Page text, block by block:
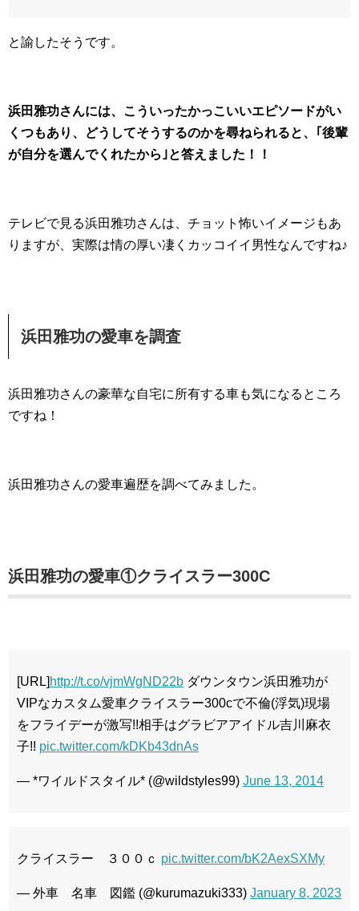
と諭したそうです。
浜田雅功さんには、こういったかっこいいエピソードがい
くつもあり、どうしてそうするのかを尋ねられると、｢後輩
が自分を選んでくれたから｣と答えました！！
テレビで見る浜田雅功さんは、チョット怖いイメージもあ
りますが、実際は情の厚い凄くカッコイイ男性なんですね♪
浜田雅功の愛車を調査
浜田雅功さんの豪華な自宅に所有する車も気になるところ
ですね！
浜田雅功さんの愛車遍歴を調べてみました。
浜田雅功の愛車①クライスラー300C
[URL] http://t.co/vjmWgND22b ダウンタウン浜田雅功が
VIPなカスタム愛車クライスラー300cで不倫(浮気)現場
をフライデーが激写!!相手はグラビアアイドル吉川麻衣
子!! pic.twitter.com/kDKb43dnAs
— *ワイルドスタイル* (@wildstyles99) June 13, 2014
クライスラー ３００ｃ pic.twitter.com/bK2AexSXMy
— 外車 名車 図鑑 (@kurumazuki333) January 8, 2023